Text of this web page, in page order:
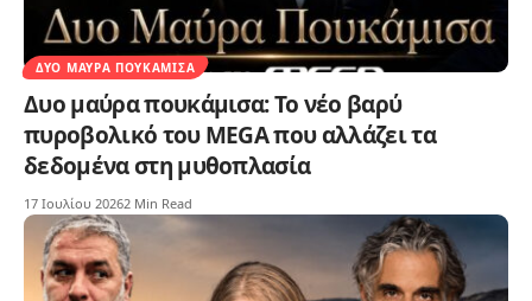
ΔΥΟ ΜΑΎΡΑ ΠΟΥΚΆΜΙΣΑ
Δυο μαύρα πουκάμισα: Το νέο βαρύ
πυροβολικό του MEGA που αλλάζει τα
δεδομένα στη μυθοπλασία
17 Ιουλίου 20262 Min Read